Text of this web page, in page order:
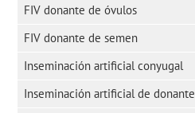
FIV donante de óvulos
FIV donante de semen
Inseminación artificial conyugal
Inseminación artificial de donante